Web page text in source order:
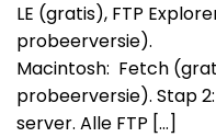
LE (gratis), FTP
probeerversie).
Macintosh: Fetch
probeerversie). Stap
server. Alle FTP […]